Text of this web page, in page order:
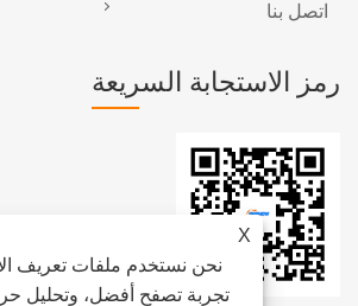
X
نحن نستخدم ملفات تعريف
تجربة تصفح أفضل، وتحليل
اتصل بنا
رمز الاستجابة السريعة